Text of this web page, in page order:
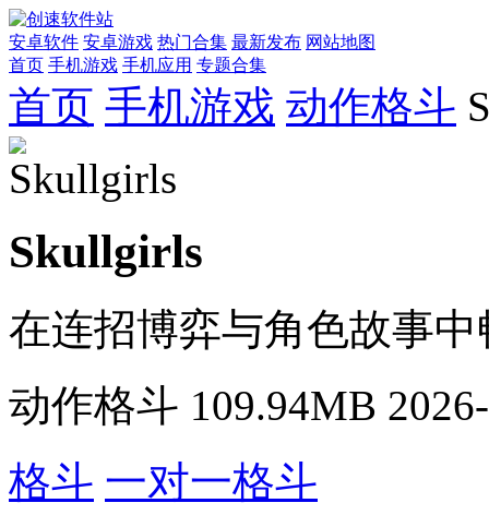
安卓软件 安卓游戏 热门合集 最新发布 网站地图
首页 手机游戏 手机应用 专题合集
首页 手机游戏 动作格斗
Skullgirls
在连招博弈与角色故事
动作格斗 109.94MB
格斗 一对一格斗